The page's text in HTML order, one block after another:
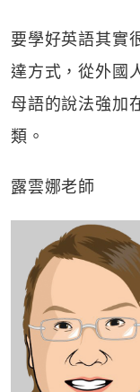
要學好英語其實
達方式，從外國
母語的說法強加
類。
露雲娜老師